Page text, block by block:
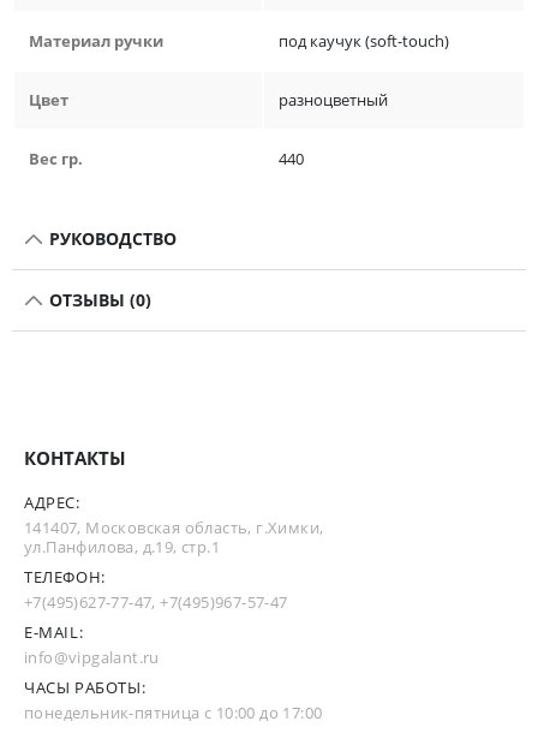
Материал ручки под каучук (soft-touch)
Цвет разноцветный
Вес гр. 440
РУКОВОДСТВО
ОТЗЫВЫ (0)
КОНТАКТЫ
АДРЕС:
141407, Московская область, г.Химки,
ул.Панфилова, д.19, стр.1
ТЕЛЕФОН:
+7(495)627-77-47,+7(495)967-57-47
E-MAIL:
info@vipgalant.ru
ЧАСЫ РАБОТЫ:
понедельник-пятница с 10:00 до 17:00